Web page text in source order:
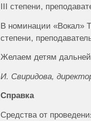
III степени,
В номинации «Вокал»
степени,
Желаем детям
И. Свиридова,
Справка
Средства от